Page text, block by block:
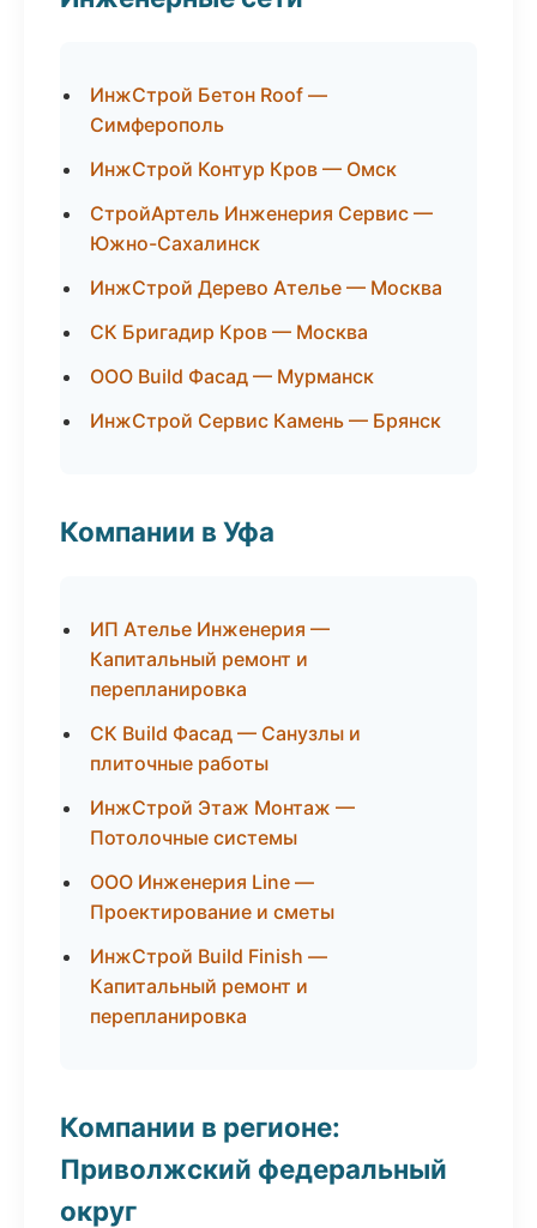
ИнжСтрой Бетон Roof —
Симферополь
ИнжСтрой Контур Кров — Омск
СтройАртель Инженерия Сервис —
Южно-Сахалинск
ИнжСтрой Дерево Ателье — Москва
СК Бригадир Кров — Москва
ООО Build Фасад — Мурманск
ИнжСтрой Сервис Камень — Брянск
Компании в Уфа
ИП Ателье Инженерия —
Капитальный ремонт и
перепланировка
СК Build Фасад — Санузлы и
плиточные работы
ИнжСтрой Этаж Монтаж —
Потолочные системы
ООО Инженерия Line —
Проектирование и сметы
ИнжСтрой Build Finish —
Капитальный ремонт и
перепланировка
Компании в регионе:
Приволжский федеральный
округ